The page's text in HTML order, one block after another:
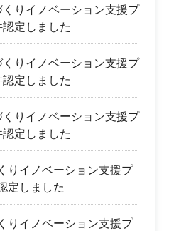
りイノベーション支援プ
定しました
りイノベーション支援プ
定しました
りイノベーション支援プ
定しました
りイノベーション支援プ
定しました
りイノベーション支援プ